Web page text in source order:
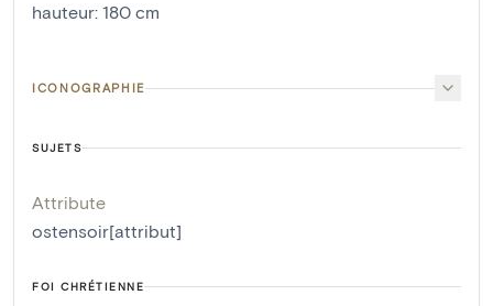
hauteur: 180 cm
ICONOGRAPHIE
SUJETS
Attribute
ostensoir[attribut]
FOI CHRÉTIENNE